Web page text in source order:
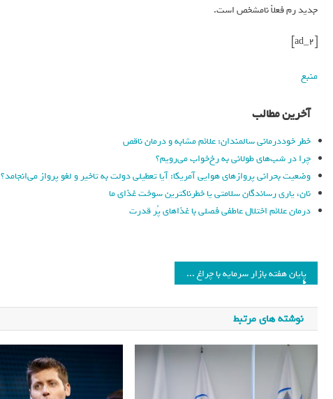
جدید رم فعلاً نامشخص است.
[ad_2]
منبع
آخرین مطالب
خطر خوددرمانی سالمندان: علائم مشابه و درمان ناقص
چرا در شب‌های طولانی به رخ‌خواب می‌رویم؟
وضعیت بحرانی پروازهای هوایی آمریکا: آیا تعطیلی دولت به تاخیر و لغو پرواز می‌انجامد؟
نان، یاری رساندگان سلامتی یا خطرناکترین سوخت غذای ما
درمان علائم اختلال عاطفی فصلی با غذاهای پُر قدرت
پایان هفته بازار سرمایه با چراغ سبز/ شاخص کل بورس بیش از ۳ هزار واحد رشد کرد
نوشته های مرتبط